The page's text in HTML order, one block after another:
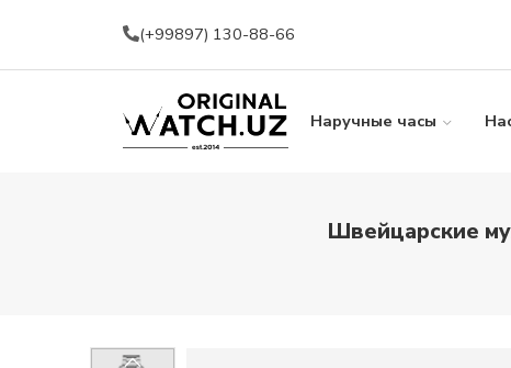
(+99897) 130-88-66
Наручные часы
Швейцарские